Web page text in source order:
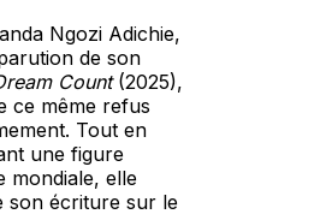
Ngozi Adichie,
de son
Count(2025),
ce même refus
Tout en
une figure
mondiale, elle
son écriture sur le